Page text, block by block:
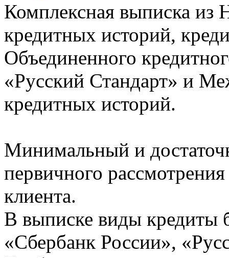
Комплексная выписка из
кредитных историй,
Объединенного
«Русский Стандарт» и
кредитных историй.
Минимальный и
первичного
клиента.
В выписке виды кредиты
«Сбербанк России»,